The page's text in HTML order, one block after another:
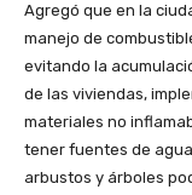
Agregó que en la
manejo de
evitando la
de las viviendas,
materiales no
tener fuentes de
arbustos y árboles